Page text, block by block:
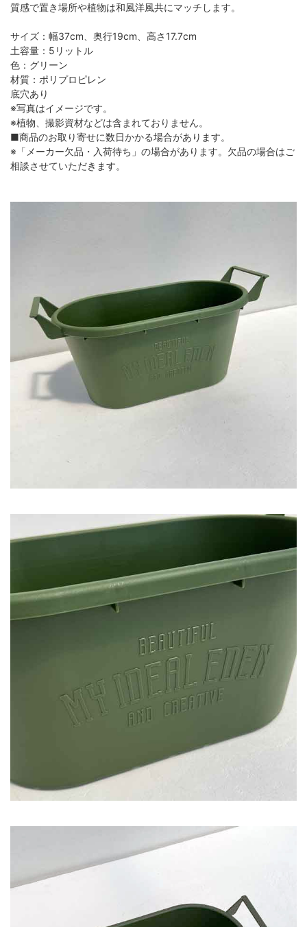
質感で置き場所や植物は和風洋風共にマッチします。
サイズ：幅37cm、奥行19cm、高さ17.7cm
土容量：5リットル
色：グリーン
材質：ポリプロピレン
底穴あり
※写真はイメージです。
※植物、撮影資材などは含まれておりません。
■商品のお取り寄せに数日かかる場合があります。
※「メーカー欠品・入荷待ち」の場合があります。欠品の場合はご
相談させていただきます。